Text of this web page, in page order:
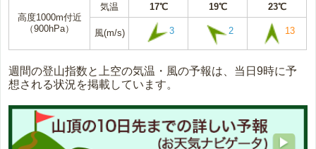
高度1000m付近
（900hPa）
気温 17℃ 19℃ 23℃
風(m/s) 3 2 13
週間の登山指数と上空の気温・風の予報は、当日9時に予
想される状況を掲載しています。